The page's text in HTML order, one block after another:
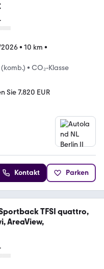
• 10 km •
• CO₂-Klasse
Sie 7.820 EUR
Kontakt Parken
TFSI quattro,
AreaView,